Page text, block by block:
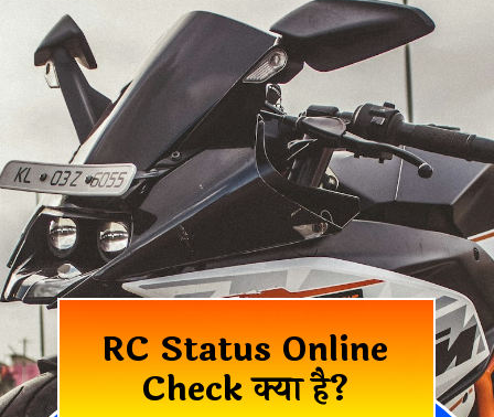
RC Status Online
Check क्या है?